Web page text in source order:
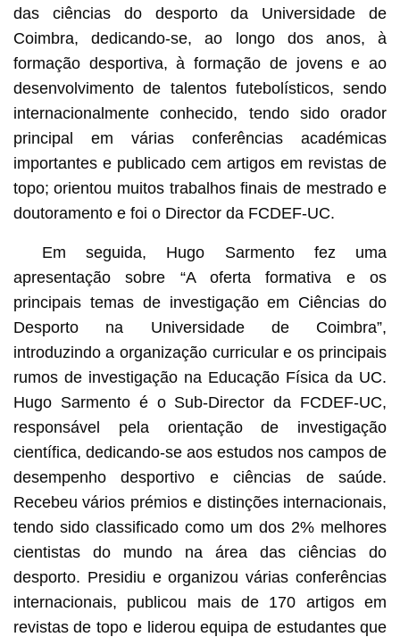
das ciências do desporto da Universidade de
Coimbra, dedicando-se, ao longo dos anos, à
formação desportiva, à formação de jovens e ao
desenvolvimento de talentos futebolísticos, sendo
internacionalmente conhecido, tendo sido orador
principal em várias conferências académicas
importantes e publicado cem artigos em revistas de
topo; orientou muitos trabalhos finais de mestrado e
doutoramento e foi o Director da FCDEF-UC.
Em seguida, Hugo Sarmento fez uma
apresentação sobre “A oferta formativa e os
principais temas de investigação em Ciências do
Desporto na Universidade de Coimbra”,
introduzindo a organização curricular e os principais
rumos de investigação na Educação Física da UC.
Hugo Sarmento é o Sub-Director da FCDEF-UC,
responsável pela orientação de investigação
científica, dedicando-se aos estudos nos campos de
desempenho desportivo e ciências de saúde.
Recebeu vários prémios e distinções internacionais,
tendo sido classificado como um dos 2% melhores
cientistas do mundo na área das ciências do
desporto. Presidiu e organizou várias conferências
internacionais, publicou mais de 170 artigos em
revistas de topo e liderou equipa de estudantes que